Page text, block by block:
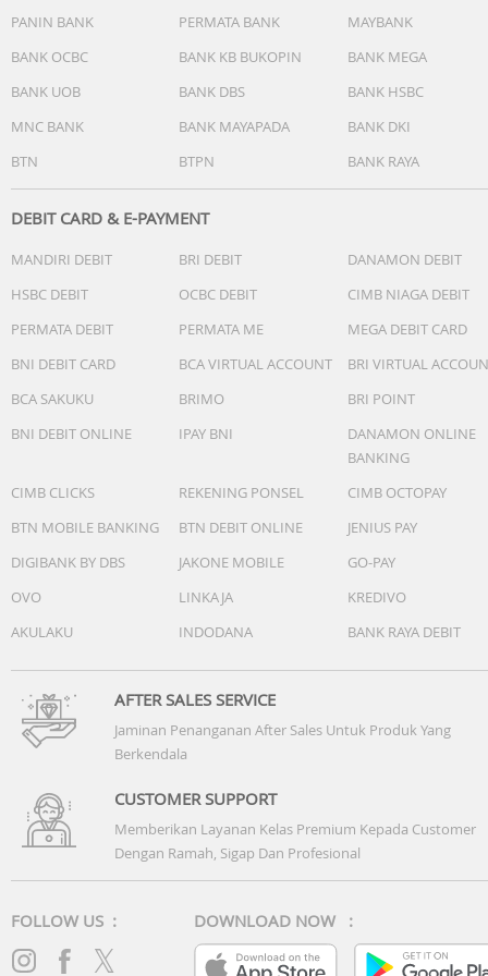
dilakukan sebelum pesanan diselesaikan) dan wajib video
unboxing
PANIN BANK
PERMATA BANK
MAYBANK
BANK OCBC
BANK KB BUKOPIN
BANK MEGA
BANK UOB
BANK DBS
BANK HSBC
MNC BANK
BANK MAYAPADA
BANK DKI
BTN
BTPN BANK RAYA
DEBIT CARD & E-PAYMENT
MANDIRI DEBIT BRI DEBIT
DANAMON DEBIT
HSBC DEBIT
OCBC DEBIT
CIMB NIAGA DEBIT
PERMATA DEBIT
PERMATA ME
MEGA DEBIT CARD
BNI DEBIT CARD
BCA VIRTUAL ACCOUNT
BRI VIRTUAL
BCA SAKUKU
BRIMO
BRI POINT
BNI DEBIT ONLINE
IPAY BNI
DANAMON ONLINE
BANKING
CIMB CLICKS
REKENING PONSEL
CIMB OCTOPAY
BTN MOBILE BANKING
BTN DEBIT ONLINE
JENIUS PAY
DIGIBANK BY DBS
JAKONE MOBILE
GO-PAY
OVO
LINKAJA
KREDIVO
AKULAKU
INDODANA BANK RAYA DEBIT
AFTER SALES SERVICE
Jaminan Penanganan After Sales Untuk Produk Yang
Berkendala
CUSTOMER SUPPORT
Memberikan Layanan Kelas Premium Kepada Customer
Dengan Ramah, Sigap Dan Profesional
FOLLOW US : DOWNLOAD NOW :